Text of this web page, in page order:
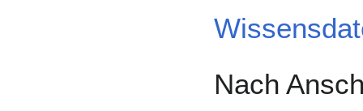
Nach